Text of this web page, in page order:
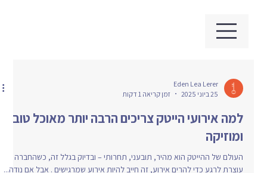
Eden Lea Lerer
25 ביוני 2025
זמן קריאה 1 דקות
למה אירועי הייטק צריכים הרבה יותר מאוכל טוב
ומוזיקה
העולם של ההייטק הוא מהיר, תובעני, תחרותי – ובדיוק בגלל זה, כשהחברה
עוצרת לרגע כדי להרים אירוע, זה חייב להיות אירוע שמרגישים . אבל אם נודה...